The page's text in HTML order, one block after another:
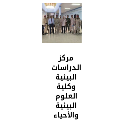
مركز
الدراسات
البيئية
وكلية
العلوم
البيئية
والأحياء